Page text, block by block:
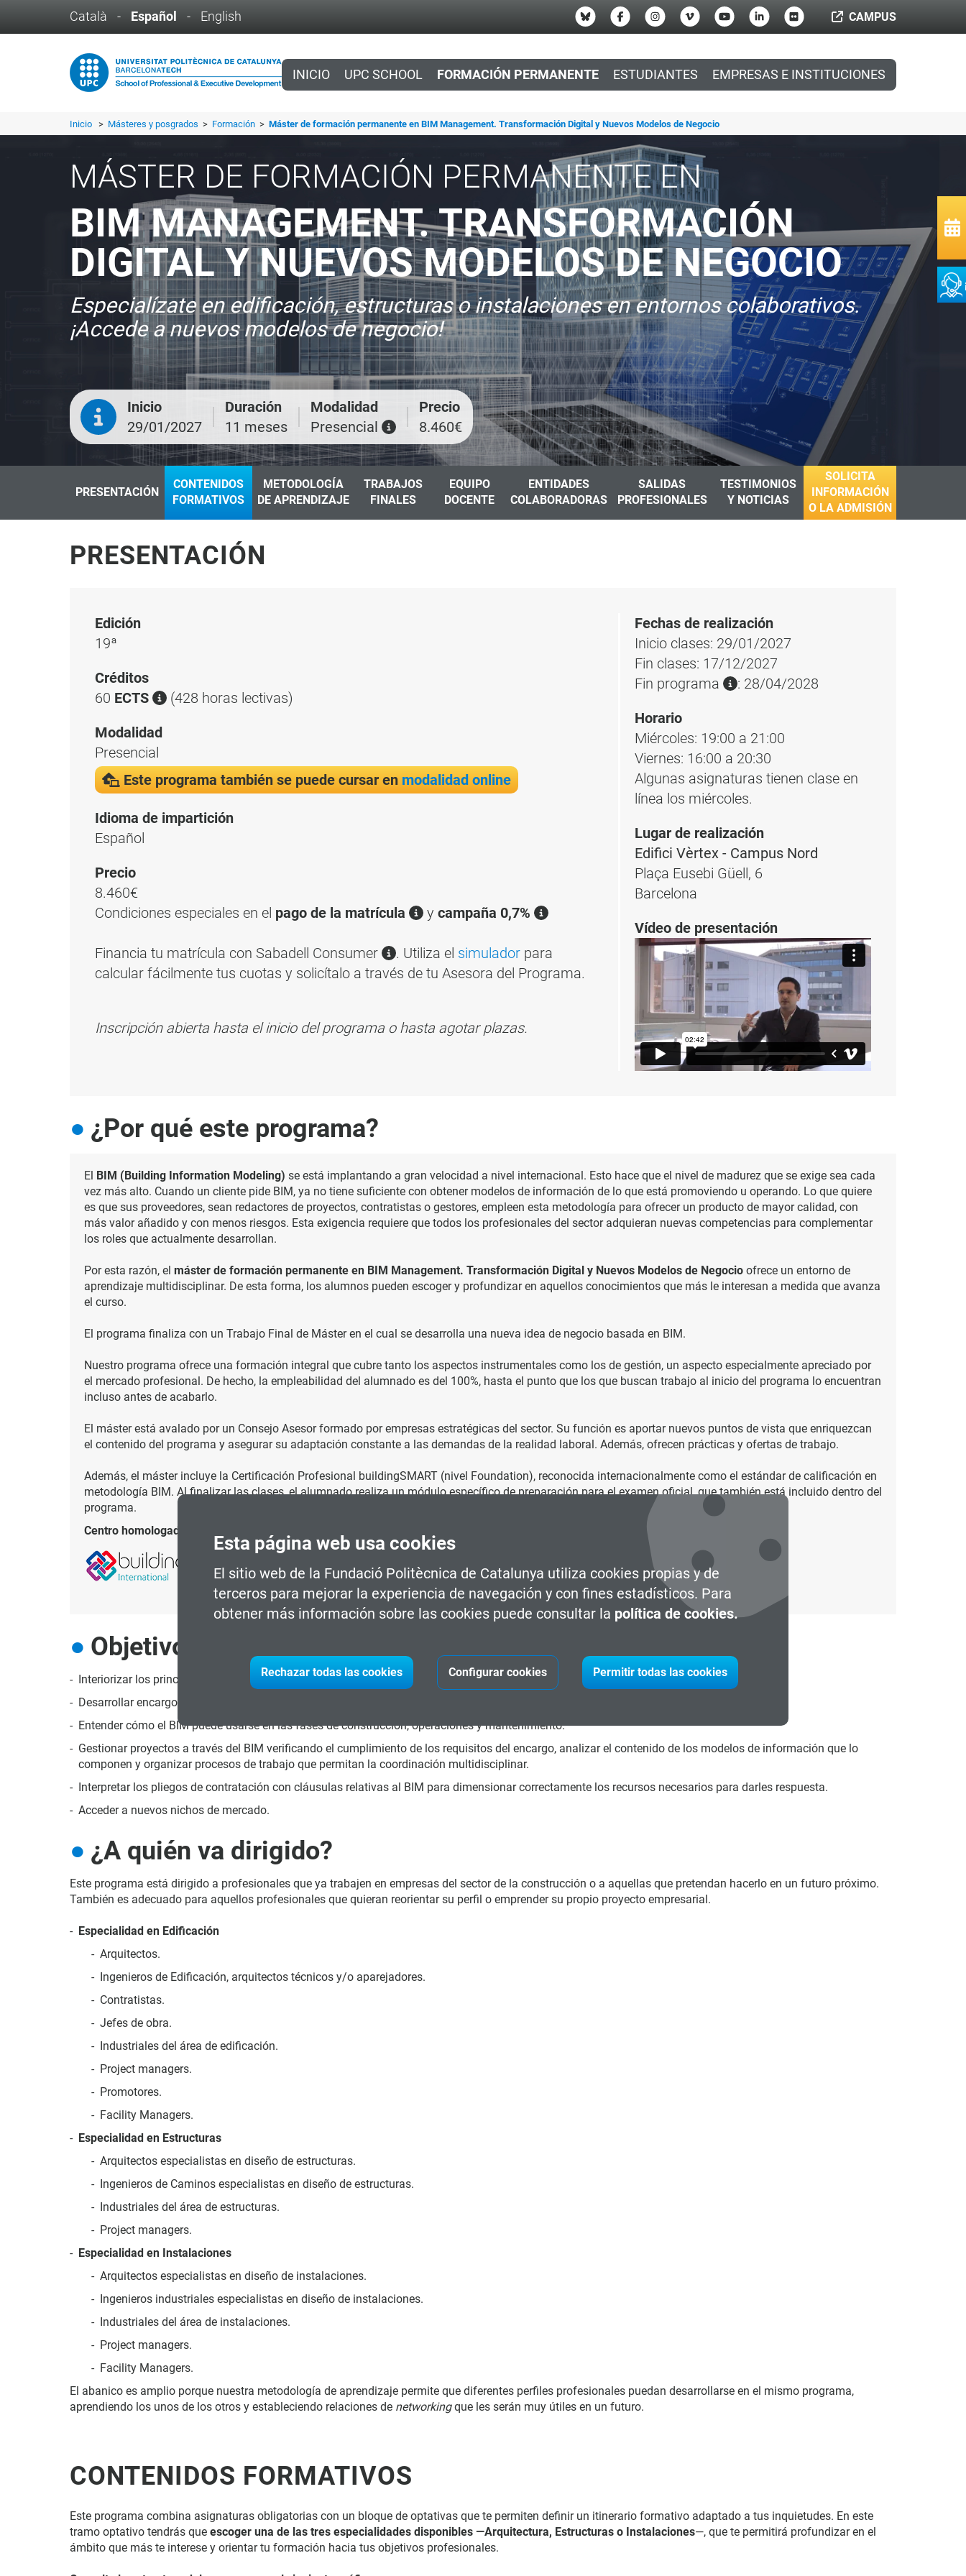
Esta página web usa cookies
El sitio web de la Fundació Politècnica de Catalunya utiliza cookies propias y de
terceros para mejorar la experiencia de navegación y con fines estadísticos. Para
obtener más información sobre las cookies puede consultar la política de cookies.
Rechazar todas las cookies Configurar cookies Permitir todas las cookies
Català - Español - English CAMPUS
INICIO UPC SCHOOL FORMACIÓN PERMANENTE ESTUDIANTES EMPRESAS E INSTITUCIONES
Inicio > Másteres y posgrados > Formación > Máster de formación permanente en BIM Management. Transformación Digital y Nuevos Modelos de Negocio
MÁSTER DE FORMACIÓN PERMANENTE EN
BIM MANAGEMENT. TRANSFORMACIÓN
DIGITAL Y NUEVOS MODELOS DE NEGOCIO
Especialízate en edificación, estructuras o instalaciones en entornos colaborativos.
¡Accede a nuevos modelos de negocio!
Inicio
29/01/2027
Duración
11 meses
Modalidad
Presencial
Precio
8.460€
PRESENTACIÓN
CONTENIDOS
FORMATIVOS
METODOLOGÍA
DE APRENDIZAJE
TRABAJOS
FINALES
EQUIPO
DOCENTE
ENTIDADES
COLABORADORAS
SALIDAS
PROFESIONALES
TESTIMONIOS
Y NOTICIAS
SOLICITA
INFORMACIÓN
O LA ADMISIÓN
PRESENTACIÓN
Edición
19ª
Créditos
60 ECTS
(428 horas lectivas)
Modalidad
Presencial
Este programa también se puede cursar en modalidad online
Idioma de impartición
Español
Precio
8.460€
Condiciones especiales en el pago de la matrícula y campaña 0,7%
Financia tu matrícula con Sabadell Consumer . Utiliza el simulador para
calcular fácilmente tus cuotas y solicítalo a través de tu Asesora del Programa.
Inscripción abierta hasta el inicio del programa o hasta agotar plazas.
Fechas de realización
Inicio clases: 29/01/2027
Fin clases: 17/12/2027
Fin programa
: 28/04/2028
Horario
Miércoles: 19:00 a 21:00
Viernes: 16:00 a 20:30
Algunas asignaturas tienen clase en
línea los miércoles.
Lugar de realización
Edifici Vèrtex - Campus Nord
Plaça Eusebi Güell, 6
Barcelona
Vídeo de presentación
¿Por qué este programa?
El BIM (Building Information Modeling) se está implantando a gran velocidad a nivel internacional. Esto hace que el nivel de madurez que se exige sea cada
vez más alto. Cuando un cliente pide BIM, ya no tiene suficiente con obtener modelos de información de lo que está promoviendo u operando. Lo que quiere
es que sus proveedores, sean redactores de proyectos, contratistas o gestores, empleen esta metodología para ofrecer un producto de mayor calidad, con
más valor añadido y con menos riesgos. Esta exigencia requiere que todos los profesionales del sector adquieran nuevas competencias para complementar
los roles que actualmente desarrollan.
Por esta razón, el máster de formación permanente en BIM Management. Transformación Digital y Nuevos Modelos de Negocio ofrece un entorno de
aprendizaje multidisciplinar. De esta forma, los alumnos pueden escoger y profundizar en aquellos conocimientos que más le interesan a medida que avanza
el curso.
El programa finaliza con un Trabajo Final de Máster en el cual se desarrolla una nueva idea de negocio basada en BIM.
Nuestro programa ofrece una formación integral que cubre tanto los aspectos instrumentales como los de gestión, un aspecto especialmente apreciado por
el mercado profesional. De hecho, la empleabilidad del alumnado es del 100%, hasta el punto que los que buscan trabajo al inicio del programa lo encuentran
incluso antes de acabarlo.
El máster está avalado por un Consejo Asesor formado por empresas estratégicas del sector. Su función es aportar nuevos puntos de vista que enriquezcan
el contenido del programa y asegurar su adaptación constante a las demandas de la realidad laboral. Además, ofrecen prácticas y ofertas de trabajo.
Además, el máster incluye la Certificación Profesional buildingSMART (nivel Foundation), reconocida internacionalmente como el estándar de calificación en
metodología BIM. Al finalizar las clases, el alumnado realiza un módulo específico de preparación para el examen oficial, que también está incluido dentro del
programa.
Centro homologado:
Objetivos
Interiorizar los principios metodológicos e ideológicos de la metodología BIM, y saber aplicarla y transmitirla.
Desarrollar encargos de edificación, estructuras o instalaciones.
Entender cómo el BIM puede usarse en las fases de construcción, operaciones y mantenimiento.
Gestionar proyectos a través del BIM verificando el cumplimiento de los requisitos del encargo, analizar el contenido de los modelos de información que lo
componen y organizar procesos de trabajo que permitan la coordinación multidisciplinar.
Interpretar los pliegos de contratación con cláusulas relativas al BIM para dimensionar correctamente los recursos necesarios para darles respuesta.
Acceder a nuevos nichos de mercado.
¿A quién va dirigido?
Este programa está dirigido a profesionales que ya trabajen en empresas del sector de la construcción o a aquellas que pretendan hacerlo en un futuro próximo.
También es adecuado para aquellos profesionales que quieran reorientar su perfil o emprender su propio proyecto empresarial.
Especialidad en Edificación
Arquitectos.
Ingenieros de Edificación, arquitectos técnicos y/o aparejadores.
Contratistas.
Jefes de obra.
Industriales del área de edificación.
Project managers.
Promotores.
Facility Managers.
Especialidad en Estructuras
Arquitectos especialistas en diseño de estructuras.
Ingenieros de Caminos especialistas en diseño de estructuras.
Industriales del área de estructuras.
Project managers.
Especialidad en Instalaciones
Arquitectos especialistas en diseño de instalaciones.
Ingenieros industriales especialistas en diseño de instalaciones.
Industriales del área de instalaciones.
Project managers.
Facility Managers.
El abanico es amplio porque nuestra metodología de aprendizaje permite que diferentes perfiles profesionales puedan desarrollarse en el mismo programa,
aprendiendo los unos de los otros y estableciendo relaciones de networkingque les serán muy útiles en un futuro.
CONTENIDOS FORMATIVOS
Este programa combina asignaturas obligatorias con un bloque de optativas que te permiten definir un itinerario formativo adaptado a tus inquietudes. En este
tramo optativo tendrás que escoger una de las tres especialidades disponibles —Arquitectura, Estructuras o Instalaciones—, que te permitirá profundizar en el
ámbito que más te interese y orientar tu formación hacia tus objetivos profesionales.